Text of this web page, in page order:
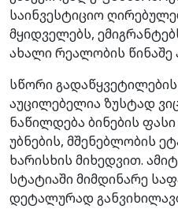
საინვესტიციო
მყიდველებს,
ახალი რეალობის წინაშე
სწორი
აუცილებელია ზუსტად
ნაწილდება ბინების
უბნების, მშენებლობის
ხარისხის მიხედვით.
სტატიაში მიმდინარე
დეტალურად